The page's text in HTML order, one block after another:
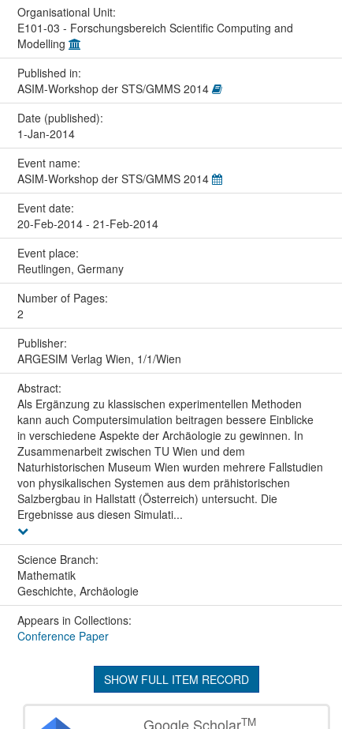
Organisational Unit:
E101-03 - Forschungsbereich Scientific Computing and
Modelling
Published in:
ASIM-Workshop der STS/GMMS 2014
Date (published):
1-Jan-2014
Event name:
ASIM-Workshop der STS/GMMS 2014
Event date:
20-Feb-2014 - 21-Feb-2014
Event place:
Reutlingen, Germany
Number of Pages:
2
Publisher:
ARGESIM Verlag Wien, 1/1/Wien
Abstract:
Als Ergänzung zu klassischen experimentellen Methoden
kann auch Computersimulation beitragen bessere Einblicke
in verschiedene Aspekte der Archäologie zu gewinnen. In
Zusammenarbeit zwischen TU Wien und dem
Naturhistorischen Museum Wien wurden mehrere Fallstudien
von physikalischen Systemen aus dem prähistorischen
Salzbergbau in Hallstatt (Österreich) untersucht. Die
Ergebnisse aus diesen Simulati...
Science Branch:
Mathematik
Geschichte, Archäologie
Appears in Collections:
Conference Paper
SHOW FULL ITEM RECORD
Google ScholarTM